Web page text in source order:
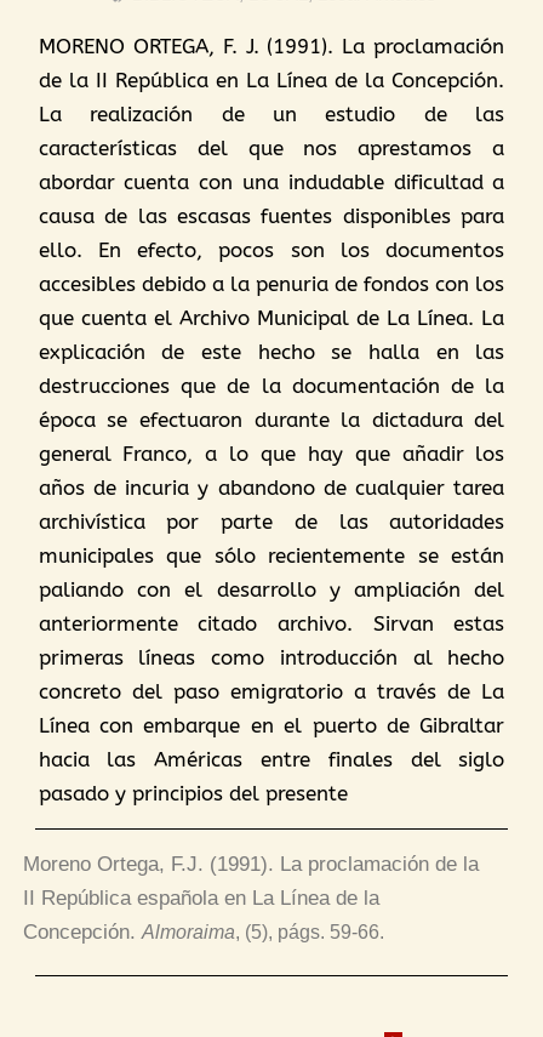
MORENO ORTEGA, F. J. (1991). La proclamación
de la II República en La Línea de la Concepción.
La realización de un estudio de las
características del que nos aprestamos a
abordar cuenta con una indudable dificultad a
causa de las escasas fuentes disponibles para
ello. En efecto, pocos son los documentos
accesibles debido a la penuria de fondos con los
que cuenta el Archivo Municipal de La Línea. La
explicación de este hecho se halla en las
destrucciones que de la documentación de la
época se efectuaron durante la dictadura del
general Franco, a lo que hay que añadir los
años de incuria y abandono de cualquier tarea
archivística por parte de las autoridades
municipales que sólo recientemente se están
paliando con el desarrollo y ampliación del
anteriormente citado archivo. Sirvan estas
primeras líneas como introducción al hecho
concreto del paso emigratorio a través de La
Línea con embarque en el puerto de Gibraltar
hacia las Américas entre finales del siglo
pasado y principios del presente
Moreno Ortega, F.J. (1991). La proclamación de la
II República española en La Línea de la
Concepción.Almoraima, (5), págs. 59-66.